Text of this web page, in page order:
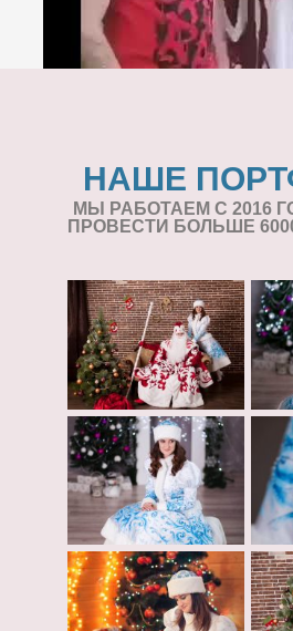
НАШЕ
МЫ РАБОТАЕМ С 2016
ПРОВЕСТИ БОЛЬШЕ